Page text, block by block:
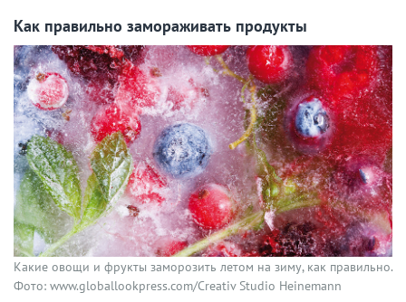
Как правильно замораживать продукты
Какие овощи и фрукты заморозить летом на зиму, как правильно.
Фото: www.globallookpress.com/Creativ Studio Heinemann